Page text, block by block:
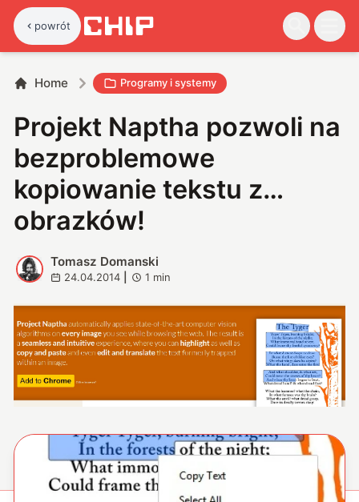
powrót
Home Programy i systemy
Projekt Naptha pozwoli na
bezproblemowe
kopiowanie tekstu z…
obrazków!
T
Tomasz Domanski
24.04.2014 1 min